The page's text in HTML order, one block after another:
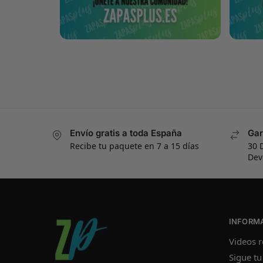
Envío gratis a toda España
Recibe tu paquete en 7 a 15 días
30
Videos
Sigue